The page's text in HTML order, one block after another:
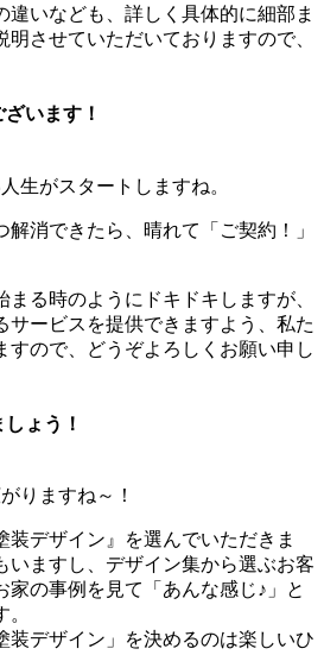
違いなども、詳しく具体的に細部ま
させていただいておりますので、
います！
生がスタートしますね。
消できたら、晴れて「ご契約！」
まる時のようにドキドキしますが、
サービスを提供できますよう、私た
すので、どうぞよろしくお願い申し
ょう！
りますね～！
デザイン』を選んでいただきま
いますし、デザイン集から選ぶお客
家の事例を見て「あんな感じ♪」と
デザイン」を決めるのは楽しいひ